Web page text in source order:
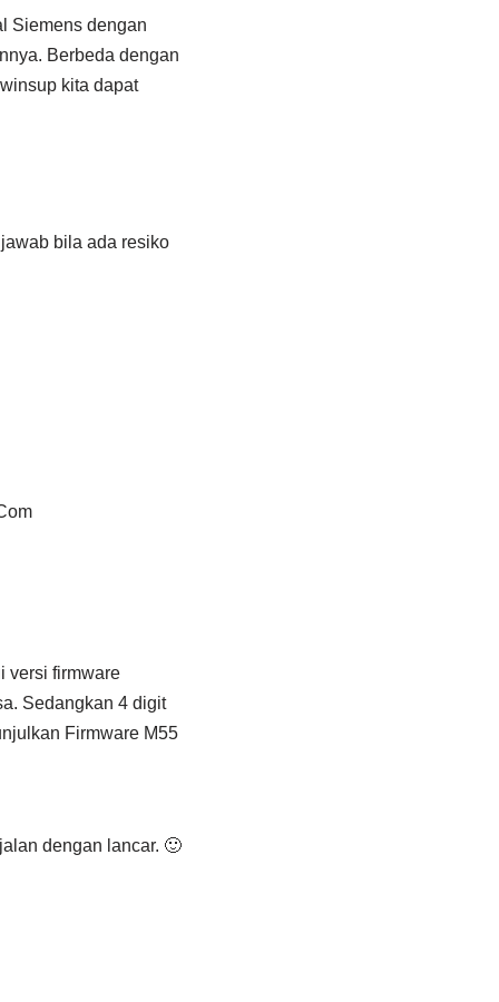
Siemens dengan
Berbeda dengan
kita dapat
bila ada resiko
versi firmware
Sedangkan 4 digit
Firmware M55
dengan lancar. 🙂